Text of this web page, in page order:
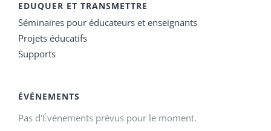
EDUQUER ET TRANSMETTRE
Séminaires pour éducateurs et enseignants
Projets éducatifs
Supports
ÉVÉNEMENTS
Pas d'Évènements prévus pour le moment.